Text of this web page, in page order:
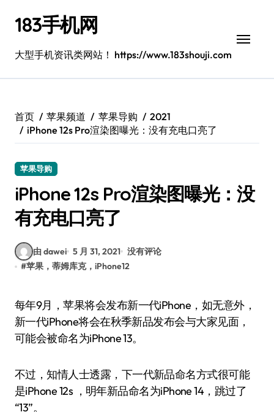
183手机网
大型手机资讯类网站！ https://www.183shouji.com
首页 苹果频道 苹果导购
2021
iPhone 12s Pro渲染图曝光：没有充电口亮了
苹果导购
iPhone 12s Pro渲染图曝光：没
有充电口亮了
由 dawei 5 月 31, 2021 没有评论
#苹果，蒂姆库克，iPhone12
每年9月，苹果将会发布新一代iPhone，如无意外，
新一代iPhone将会在秋季新品发布会与大家见面，
可能会被命名为iPhone 13。
不过，知情人士透露，下一代新品命名方式很可能
是iPhone 12s ，明年新品命名为iPhone 14，跳过了
“13”。